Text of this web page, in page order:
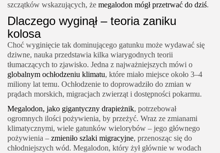
szczątków wskazujących, że megalodon mógł przetrwać do dziś.
Dlaczego wyginął – teoria zaniku
kolosa
Choć wyginięcie tak dominującego gatunku może wydawać się
dziwne, nauka przedstawia kilka wiarygodnych teorii
tłumaczących to zjawisko. Jedna z najważniejszych mówi o
globalnym ochłodzeniu klimatu, które miało miejsce około 3–4
miliony lat temu. Ochłodzenie to doprowadziło do zmian w
prądach morskich, migracjach zwierząt i dostępności pokarmu.
Megalodon, jako gigantyczny drapieżnik, potrzebował
ogromnych ilości pożywienia, by przeżyć. Wraz ze zmianami
klimatycznymi, wiele gatunków wielorybów – jego głównego
pożywienia – zmieniło szlaki migracyjne, przenosząc się do
chłodniejszych wód. Megalodon, który żył głównie w wodach